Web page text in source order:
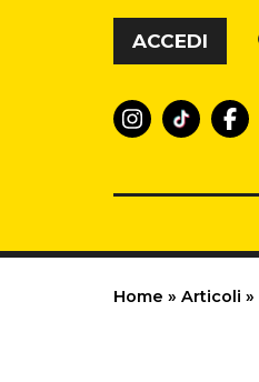
Vai al contenuto
ACCEDI
Home » Articoli »